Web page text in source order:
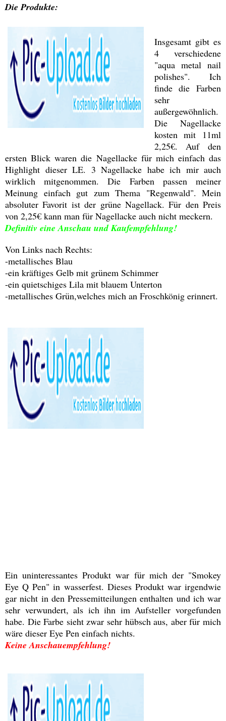
Die Produkte:
Insgesamt gibt es
4 verschiedene
"aqua metal nail
polishes". Ich
finde die Farben
sehr
außergewöhnlich.
Die Nagellacke
kosten mit 11ml
2,25€. Auf den
ersten Blick waren die Nagellacke für mich einfach das
Highlight dieser LE. 3 Nagellacke habe ich mir auch
wirklich mitgenommen. Die Farben passen meiner
Meinung einfach gut zum Thema "Regenwald". Mein
absoluter Favorit ist der grüne Nagellack. Für den Preis
von 2,25€ kann man für Nagellacke auch nicht meckern.
Definitiv eine Anschau und Kaufempfehlung!
Von Links nach Rechts:
-metallisches Blau
-ein kräftiges Gelb mit grünem Schimmer
-ein quietschiges Lila mit blauem Unterton
-metallisches Grün,welches mich an Froschkönig erinnert.
Ein uninteressantes Produkt war für mich der "Smokey
Eye Q Pen" in wasserfest. Dieses Produkt war irgendwie
gar nicht in den Pressemitteilungen enthalten und ich war
sehr verwundert, als ich ihn im Aufsteller vorgefunden
habe. Die Farbe sieht zwar sehr hübsch aus, aber für mich
wäre dieser Eye Pen einfach nichts.
Keine Anschauempfehlung!